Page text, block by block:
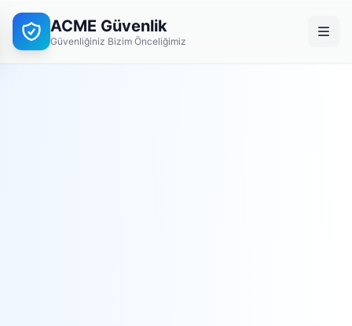
ACME Güvenlik
Güvenliğiniz Bizim Önceliğimiz